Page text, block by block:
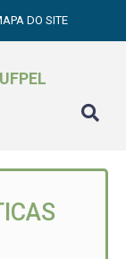
DO SITE
UFPEL